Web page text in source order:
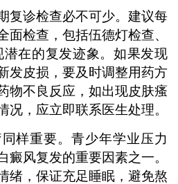
复诊检查必不可少。建议每
面检查，包括伍德灯检查、
潜在的复发迹象。如果发现
发皮损，要及时调整用药方
物不良反应，如出现皮肤瘙
况，应立即联系医生处理。
样重要。青少年学业压力
癜风复发的重要因素之一。
绪，保证充足睡眠，避免熬